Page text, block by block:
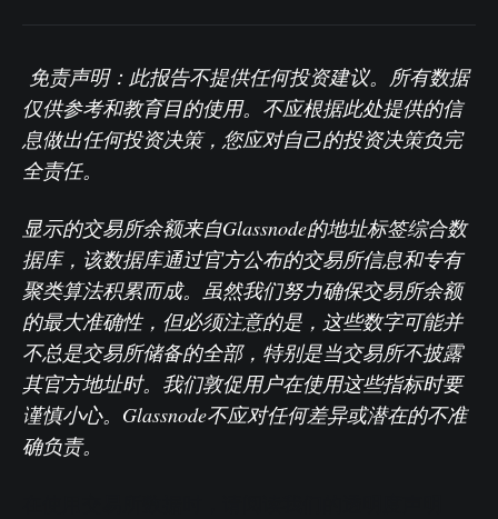
免责声明：此报告不提供任何投资建议。所有数据
仅供参考和教育目的使用。不应根据此处提供的信
息做出任何投资决策，您应对自己的投资决策负完
全责任。
显示的交易所余额来自Glassnode的地址标签综合数
据库，该数据库通过官方公布的交易所信息和专有
聚类算法积累而成。虽然我们努力确保交易所余额
的最大准确性，但必须注意的是，这些数字可能并
不总是交易所储备的全部，特别是当交易所不披露
其官方地址时。我们敦促用户在使用这些指标时要
谨慎小心。Glassnode不应对任何差异或潜在的不准
确负责。